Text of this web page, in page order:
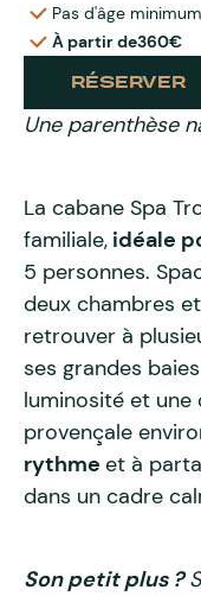
Une parenthèse
La cabane Spa
familiale, idéale
5 personnes.
deux chambres
retrouver à
ses grandes
luminosité et
provençale
rythme et à
dans un cadre
Son petit plus ?
Pas d'âge minimum
À partir de360€
RÉSERVER